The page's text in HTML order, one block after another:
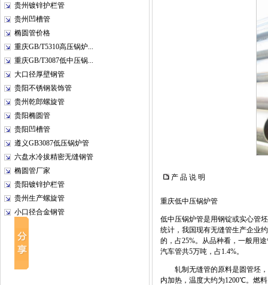
贵州镀锌护栏管
贵州凹槽管
椭圆管价格
重庆GB/T5310高压锅炉...
重庆GB/T3087低中压锅...
大口径厚壁钢管
贵阳不锈钢装饰管
贵州乾郎螺旋管
贵阳椭圆管
贵阳凹槽管
遵义GB3087低压锅炉管
六盘水冷拔精密无缝钢管
椭圆管厂家
贵阳镀锌护栏管
贵州生产螺旋管
小口径合金钢管
产 品 说 明
重庆低中压锅炉管
低中压锅炉管是用钢锭或实心管
统计，我国现有无缝管生产企业
的，占25%。从品种看，一般用
汽车管共5万吨，占1.4%。
轧制无缝管的原料是圆管坯，
内加热，温度大约为1200℃。燃